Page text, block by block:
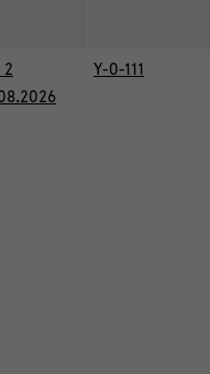
Y-0-111